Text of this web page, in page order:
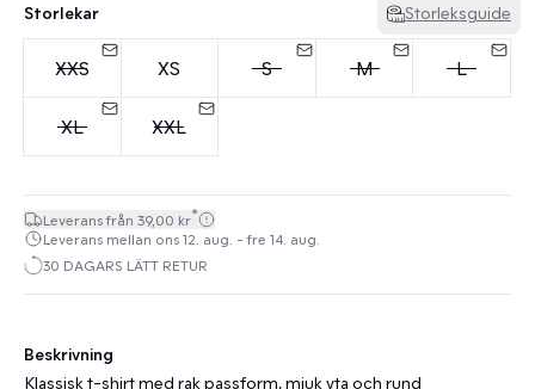
Storlekar Storleksguide
XXS XS S M L
XL XXL
Leverans från 39,00 kr*
Leverans mellan ons 12. aug. - fre 14. aug.
30 DAGARS LÄTT RETUR
Beskrivning
Klassisk t-shirt med rak passform, mjuk yta och rund